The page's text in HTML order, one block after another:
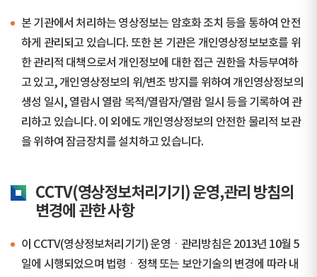
본 기관에서 처리하는 영상정보는 암호화 조치 등을 통하여 안전
하게 관리되고 있습니다. 또한 본 기관은 개인영상정보보호를 위
한 관리적 대책으로서 개인정보에 대한 접근 권한을 차등부여하
고 있고, 개인영상정보의 위/변조 방지를 위하여 개인영상정보의
생성 일시, 열람시 열람 목적/열람자/열람 일시 등을 기록하여 관
리하고 있습니다. 이 외에도 개인영상정보의 안전한 물리적 보관
을 위하여 잠금장치를 설치하고 있습니다.
CCTV(영상정보처리기기) 운영,관리 방침의
변경에 관한 사항
이 CCTV(영상정보처리기기) 운영ㆍ관리방침은 2013년 10월 5
일에 시행되었으며 법령ㆍ정책 또는 보안기술의 변경에 따라 내